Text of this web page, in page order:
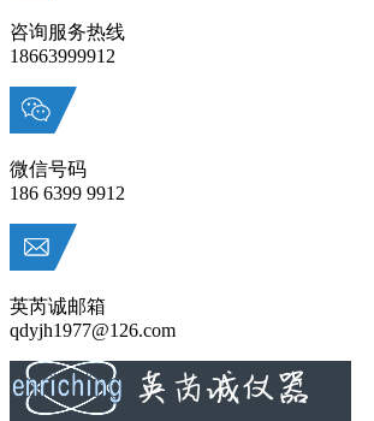
咨询服务热线
18663999912
微信号码
186 6399 9912
英芮诚邮箱
qdyjh1977@126.com